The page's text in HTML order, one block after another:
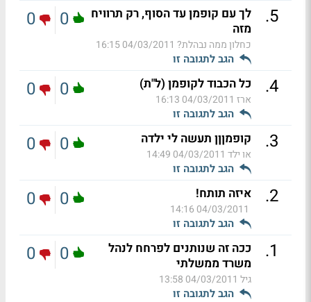
5
.
לך עם קופמן עד הסוף, רק תרוויח
מזה
כחלון ממה נבהלת? 04/03/2011 16:15
הגב לתגובה זו
0
0
4
. כל הכבוד לקופמן (ל"ת)
ארז 04/03/2011 16:13
הגב לתגובה זו
0
0
3
. קופמןןן תעשה לי ילדה
או ילד 04/03/2011 14:49
הגב לתגובה זו
0
0
2
. איזה תותח!
04/03/2011 14:16
הגב לתגובה זו
0
0
1
.
ככה זה שנותנים לפרחח לנהל
משרד ממשלתי
גיל 04/03/2011 13:58
הגב לתגובה זו
0
0